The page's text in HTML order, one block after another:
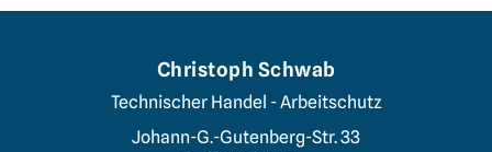
Christoph Schwab
Technischer Handel - Arbeitschutz
Johann-G.-Gutenberg-Str. 33